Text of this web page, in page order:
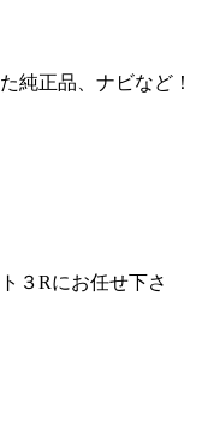
純正品、ナビなど！
３Rにお任せ下さ